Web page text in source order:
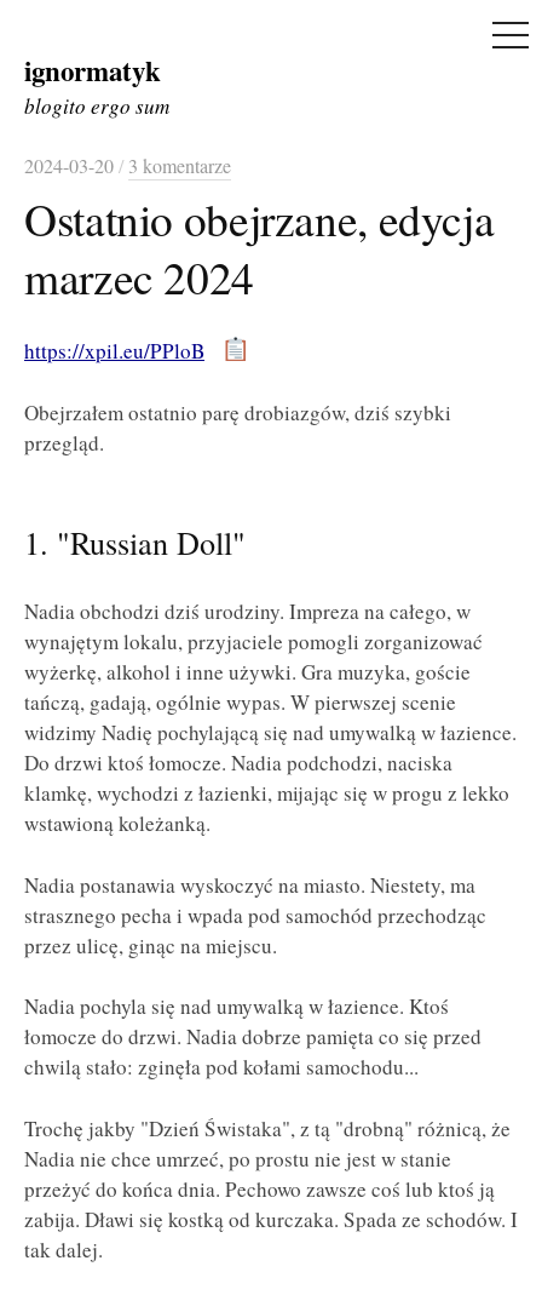
Skip
to
ignormatyk
blogito ergo sum
2024-03-20/ 3 komentarze
Ostatnio obejrzane, edycja
marzec 2024
https://xpil.eu/PPloB
Obejrzałem ostatnio parę drobiazgów, dziś szybki
przegląd.
1. "Russian Doll"
Nadia obchodzi dziś urodziny. Impreza na całego, w
wynajętym lokalu, przyjaciele pomogli zorganizować
wyżerkę, alkohol i inne używki. Gra muzyka, goście
tańczą, gadają, ogólnie wypas. W pierwszej scenie
widzimy Nadię pochylającą się nad umywalką w łazience.
Do drzwi ktoś łomocze. Nadia podchodzi, naciska
klamkę, wychodzi z łazienki, mijając się w progu z lekko
wstawioną koleżanką.
Nadia postanawia wyskoczyć na miasto. Niestety, ma
strasznego pecha i wpada pod samochód przechodząc
przez ulicę, ginąc na miejscu.
Nadia pochyla się nad umywalką w łazience. Ktoś
łomocze do drzwi. Nadia dobrze pamięta co się przed
chwilą stało: zginęła pod kołami samochodu...
Trochę jakby "Dzień Świstaka", z tą "drobną" różnicą, że
Nadia nie chce umrzeć, po prostu nie jest w stanie
przeżyć do końca dnia. Pechowo zawsze coś lub ktoś ją
zabija. Dławi się kostką od kurczaka. Spada ze schodów. I
tak dalej.